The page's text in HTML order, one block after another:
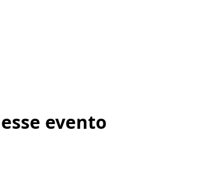
evento